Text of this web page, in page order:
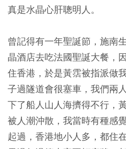
真是水晶心肝聰明人。
曾記得有一年聖誕節，施南
晶酒店去吃法國聖誕大餐，
住香港，於是黃霑被指派做
子過隧道會很塞車，我們兩
下了船人山人海擠得不行，
被人潮沖散，我當時有種感
起過，香港地小人多，都住